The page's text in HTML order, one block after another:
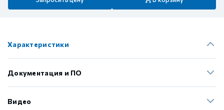
Характеристики
Документация и ПО
Видео